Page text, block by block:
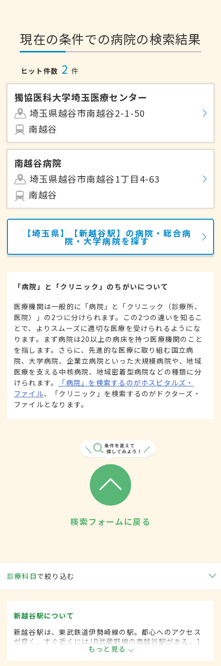
現在の条件での病院の検索結果
ヒット件数 2 件
獨協医科大学埼玉医療センター
埼玉県越谷市南越谷2-1-50
南越谷
南越谷病院
埼玉県越谷市南越谷1丁目4-63
南越谷
【埼玉県】【新越谷駅】の病院・総合病
院・大学病院を探す
「病院」と「クリニック」のちがいについて
医療機関は一般的に「病院」と「クリニック（診療所、
医院）」の2つに分けられます。この2つの違いを知るこ
とで、よりスムーズに適切な医療を受けられるようにな
ります。まず病院は20以上の病床を持つ医療機関のこと
を指します。さらに、先進的な医療に取り組む国立病
院、大学病院、企業立病院といった大規模病院や、地域
医療を支える中核病院、地域密着型病院などの種類に分
けられます。
「病院」を検索するのがホスピタルズ・
ファイル、「クリニック」を検索するのがドクターズ・
ファイルとなります。
検索フォームに戻る
診療科目で絞り込む
新越谷駅について
新越谷駅は、東武鉄道伊勢崎線の駅。都心へのアクセス
が良く、すぐ近くにはJR武蔵野線の南越谷駅がある。1
日の平均乗降客は15万人近く、東武鉄道伊勢崎線の中で
は第2位。駅周辺には飲食店が多く見られ、近くに大学病
もっと見る